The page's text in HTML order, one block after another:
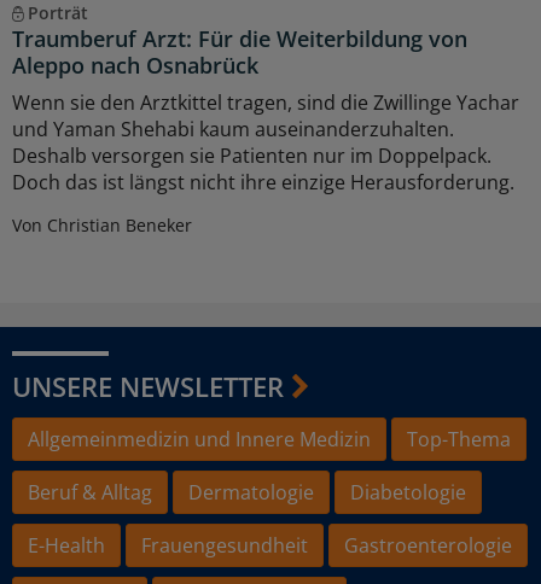
Porträt
Traumberuf Arzt: Für die Weiterbildung von
Aleppo nach Osnabrück
Wenn sie den Arztkittel tragen, sind die Zwillinge Yachar
und Yaman Shehabi kaum auseinanderzuhalten.
Deshalb versorgen sie Patienten nur im Doppelpack.
Doch das ist längst nicht ihre einzige Herausforderung.
Von Christian Beneker
UNSERE NEWSLETTER
Allgemeinmedizin und Innere Medizin
Top-Thema
Beruf & Alltag
Dermatologie
Diabetologie
E-Health
Frauengesundheit
Gastroenterologie